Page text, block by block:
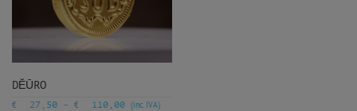
DĔŪRO
€ 27,50 - € 110,00 (inc. IVA)